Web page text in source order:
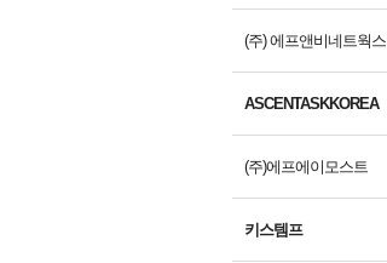
(주) 에프앤비네트웍스
ASCENTASKKOREA
(주)에프에이모스트
키스템프